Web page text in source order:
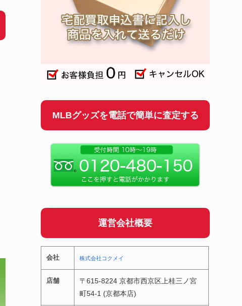
MLBグッズを電話で簡単に査定する
運営会社概要
会社 株式会社コクメイ
店舗
〒615-8224 京都市西京区上桂三ノ宮
町54-1 (京都本店)